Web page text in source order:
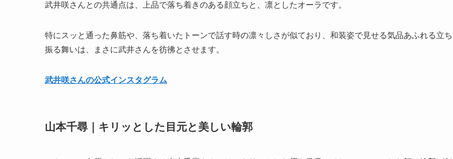
武井咲さんとの共通点は、上品で落ち着きのある顔立ちと、凛としたオーラです。
特にスッと通った鼻筋や、落ち着いたトーンで話す時の凛々しさが似ており、和装姿で見せる気品あふれる立ち
振る舞いは、まさに武井さんを彷彿とさせます。
武井咲さんの公式インスタグラム
山本千尋｜キリッとした目元と美しい輪郭